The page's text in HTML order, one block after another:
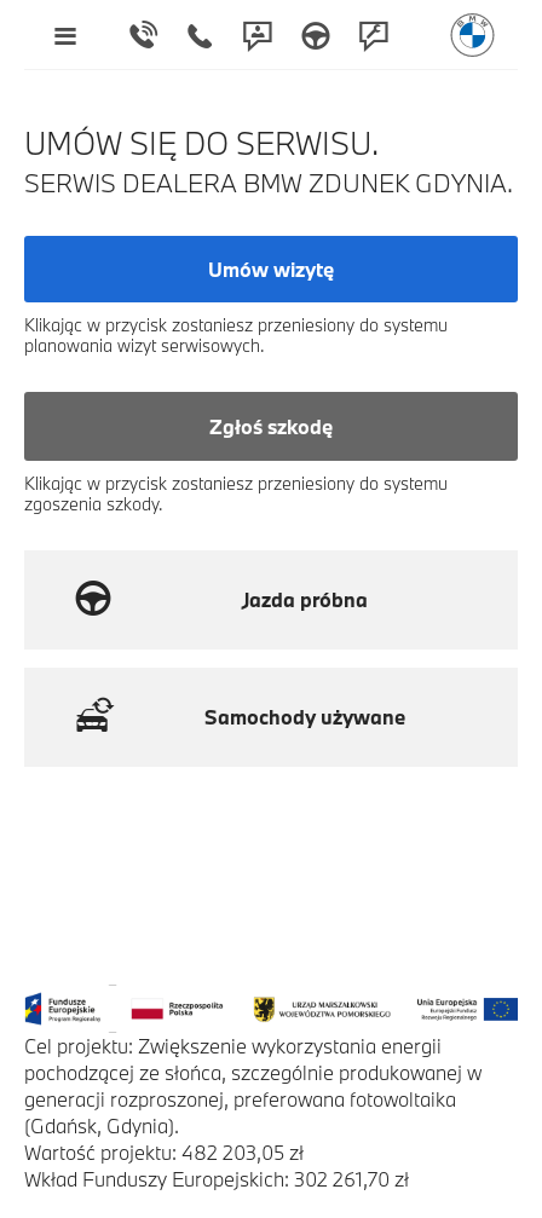
UMÓW SIĘ DO SERWISU.
SERWIS DEALERA BMW ZDUNEK GDYNIA.
Umów wizytę
Klikając w przycisk zostaniesz przeniesiony do systemu
planowania wizyt serwisowych.
Zgłoś szkodę
Klikając w przycisk zostaniesz przeniesiony do systemu
zgoszenia szkody.
Jazda próbna
Samochody używane
Cel projektu: Zwiększenie wykorzystania energii
pochodzącej ze słońca, szczególnie produkowanej w
generacji rozproszonej, preferowana fotowoltaika
(Gdańsk, Gdynia).
Wartość projektu: 482 203,05 zł
Wkład Funduszy Europejskich: 302 261,70 zł